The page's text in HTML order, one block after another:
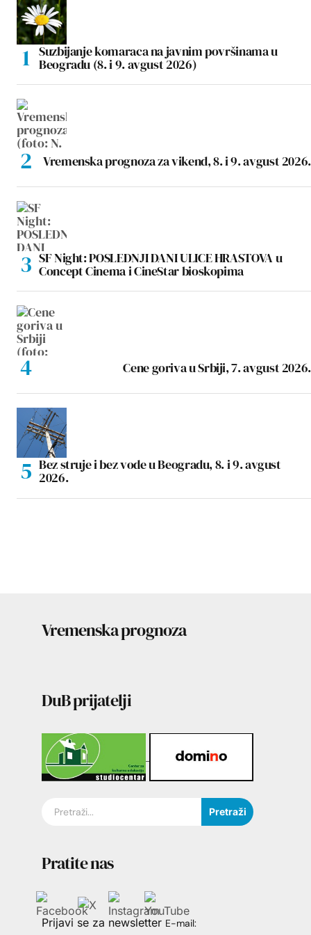
Suzbijanje komaraca na javnim površinama u
Beogradu (8. i 9. avgust 2026)
Vremenska prognoza za vikend, 8. i 9. avgust 2026.
SF Night: POSLEDNJI DANI ULICE HRASTOVA u
Concept Cinema i CineStar bioskopima
Cene goriva u Srbiji, 7. avgust 2026.
Bez struje i bez vode u Beogradu, 8. i 9. avgust
2026.
Vremenska prognoza
DuB prijatelji
Pretraži
Pratite nas
Prijavi se za newsletter E-mail: